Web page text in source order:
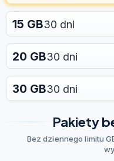
15 GB30 dni
20 GB30 dni
30 GB30 dni
Pakiety
Bez dziennego limitu